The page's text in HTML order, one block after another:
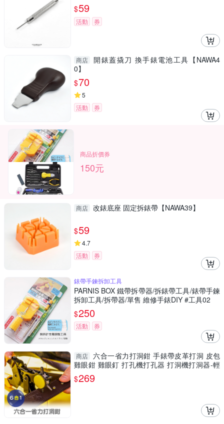
$59
活動 券
商店
開錶蓋撬刀 換手錶電池工具【NAWA4
0】
$70
5
活動
券
商品折價券
150元
商店 改錶底座 固定拆錶帶【NAWA39】
$59
4.7
活動
券
錶帶手鍊拆卸工具
PARNIS BOX 鐵帶拆帶器/拆錶帶工具/錶帶手鍊
拆卸工具/拆帶器/單售 維修手錶DIY #工具02
$250
活動 券
商店 六合一省力打洞鉗 手錶帶皮革打洞 皮包
雞眼鉗 雞眼釘 打孔機打孔器 打洞機打洞器-輕
居家8430
$269